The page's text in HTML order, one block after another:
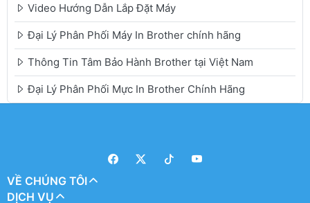
Video Hướng Dẫn Lắp Đặt Máy
Đại Lý Phân Phối Máy In Brother chính hãng
Thông Tin Tâm Bảo Hành Brother tại Việt Nam
Đại Lý Phân Phối Mực In Brother Chính Hãng
VỀ CHÚNG TÔI
DỊCH VỤ